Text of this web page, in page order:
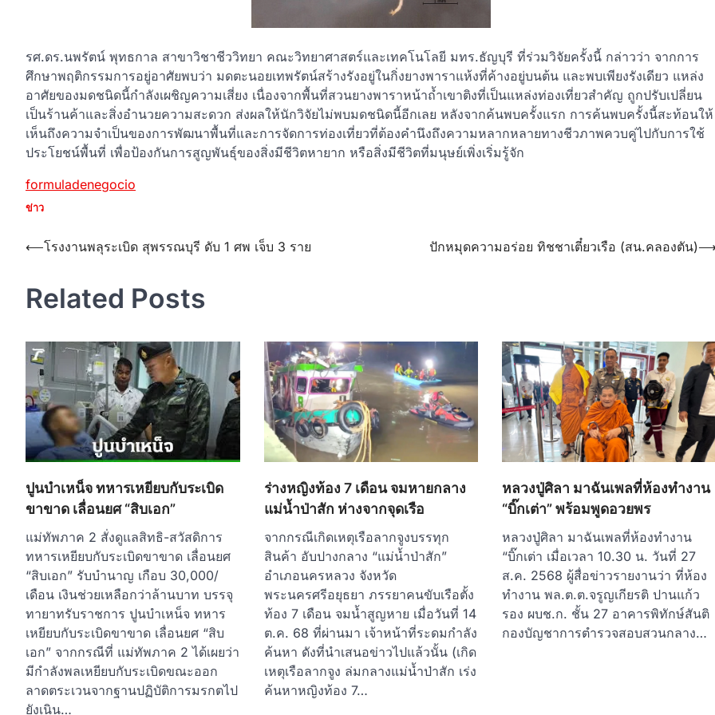
รศ.ดร.นพรัตน์ พุทธกาล สาขาวิชาชีววิทยา คณะวิทยาศาสตร์และเทคโนโลยี มทร.ธัญบุรี ที่ร่วมวิจัยครั้งนี้ กล่าวว่า จากการ
ศึกษาพฤติกรรมการอยู่อาศัยพบว่า มดตะนอยเทพรัตน์สร้างรังอยู่ในกิ่งยางพาราแห้งที่ค้างอยู่บนต้น และพบเพียงรังเดียว แหล่ง
อาศัยของมดชนิดนี้กำลังเผชิญความเสี่ยง เนื่องจากพื้นที่สวนยางพาราหน้าถ้ำเขาติงที่เป็นแหล่งท่องเที่ยวสำคัญ ถูกปรับเปลี่ยน
เป็นร้านค้าและสิ่งอำนวยความสะดวก ส่งผลให้นักวิจัยไม่พบมดชนิดนี้อีกเลย หลังจากค้นพบครั้งแรก การค้นพบครั้งนี้สะท้อนให้
เห็นถึงความจำเป็นของการพัฒนาพื้นที่และการจัดการท่องเที่ยวที่ต้องคำนึงถึงความหลากหลายทางชีวภาพควบคู่ไปกับการใช้
ประโยชน์พื้นที่ เพื่อป้องกันการสูญพันธุ์ของสิ่งมีชีวิตหายาก หรือสิ่งมีชีวิตที่มนุษย์เพิ่งเริ่มรู้จัก
formuladenegocio
ข่าว
Post
⟵โรงงานพลุระเบิด สุพรรณบุรี ดับ 1 ศพ เจ็บ 3 ราย ปักหมุดความอร่อย ทิชชาเตี๋ยวเรือ (สน.คลองตัน)
Related Posts
ปูนบำเหน็จ ทหารเหยียบกับระเบิด
ขาขาด เลื่อนยศ “สิบเอก”
แม่ทัพภาค 2 สั่งดูแลสิทธิ-สวัสดิการ
ทหารเหยียบกับระเบิดขาขาด เลื่อนยศ
“สิบเอก” รับบำนาญ เกือบ 30,000/
เดือน เงินช่วยเหลือกว่าล้านบาท บรรจุ
ทายาทรับราชการ ปูนบำเหน็จ ทหาร
เหยียบกับระเบิดขาขาด เลื่อนยศ “สิบ
เอก” จากกรณีที่ แม่ทัพภาค 2 ได้เผยว่า
มีกำลังพลเหยียบกับระเบิดขณะออก
ลาดตระเวนจากฐานปฏิบัติการมรกตไป
ยังเนิน…
ร่างหญิงท้อง 7 เดือน จมหายกลาง
แม่น้ำป่าสัก ห่างจากจุดเรือ
จากกรณีเกิดเหตุเรือลากจูงบรรทุก
สินค้า อับปางกลาง “แม่น้ำป่าสัก”
อำเภอนครหลวง จังหวัด
พระนครศรีอยุธยา ภรรยาคนขับเรือตั้ง
ท้อง 7 เดือน จมน้ำสูญหาย เมื่อวันที่ 14
ต.ค. 68 ที่ผ่านมา เจ้าหน้าที่ระดมกำลัง
ค้นหา ดังที่นำเสนอข่าวไปแล้วนั้น (เกิด
เหตุเรือลากจูง ล่มกลางแม่น้ำป่าสัก เร่ง
ค้นหาหญิงท้อง 7…
หลวงปู่ศิลา มาฉันเพลที่ห้องทำงาน
“บิ๊กเต่า” พร้อมพูดอวยพร
หลวงปู่ศิลา มาฉันเพลที่ห้องทำงาน
“บิ๊กเต่า เมื่อเวลา 10.30 น. วันที่ 27
ส.ค. 2568 ผู้สื่อข่าวรายงานว่า ที่ห้อง
ทำงาน พล.ต.ต.จรูญเกียรติ ปานแก้ว
รอง ผบช.ก. ชั้น 27 อาคารพิทักษ์สันติ
กองบัญชาการตำรวจสอบสวนกลาง…